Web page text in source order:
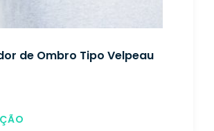
de Ombro Tipo Velpeau